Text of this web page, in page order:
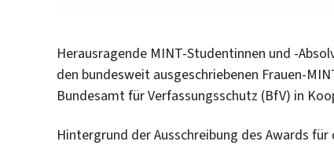
Herausragende MINT-Studentinnen und -
den bundesweit ausgeschriebenen Frauen-
Bundesamt für Verfassungsschutz (BfV) in
Hintergrund der Ausschreibung des Awards